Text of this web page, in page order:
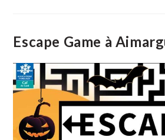
Aimargues
Escape Game à